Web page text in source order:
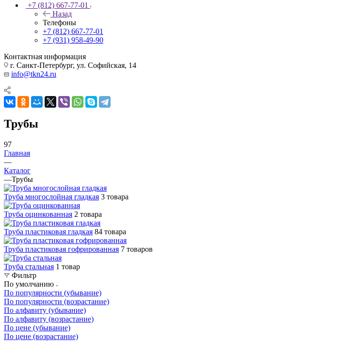
+7 (812) 667-77-01
Назад
Телефоны
+7 (812) 667-77-01
+7 (931) 958-49-90
Контактная информация
г. Санкт-Петербург, ул. Софийская, 14
info@tkn24.ru
Трубы
97
Главная
—
Каталог
—Трубы
Труба многослойная гладкая 3 товара
Труба оцинкованная 2 товара
Труба пластиковая гладкая 84 товара
Труба пластиковая гофрированная 7 товаров
Труба стальная 1 товар
Фильтр
По умолчанию
По популярности (убывание)
По популярности (возрастание)
По алфавиту (убывание)
По алфавиту (возрастание)
По цене (убывание)
По цене (возрастание)